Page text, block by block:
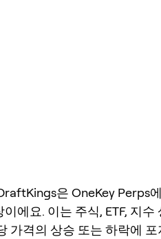
은 OneKey Perps
이에요. 이는 주식, ETF, 지
가격의 상승 또는 하락에